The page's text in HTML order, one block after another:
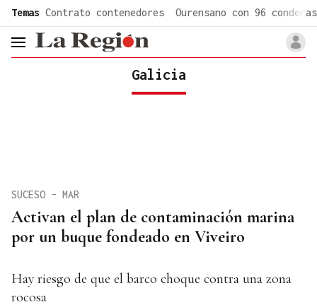
Temas Contrato contenedores Ourensano con 96 condenas
header.menu.open
Galicia
Activan el plan de contaminación marina
por un buque fondeado en Viveiro
SUCESO - MAR
Hay riesgo de que el barco choque contra una zona
rocosa